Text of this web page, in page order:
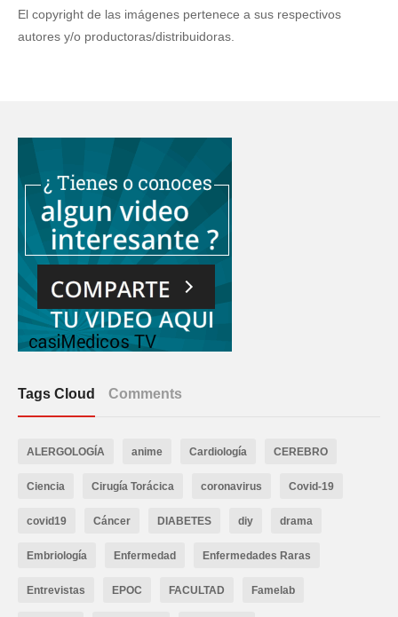
El copyright de las imágenes pertenece a sus respectivos
autores y/o productoras/distribuidoras.
Tags Cloud Comments
ALERGOLOGÍA anime Cardiología CEREBRO
Ciencia Cirugía Torácica coronavirus Covid-19
covid19 Cáncer DIABETES diy drama
Embriología Enfermedad Enfermedades Raras
Entrevistas EPOC FACULTAD Famelab